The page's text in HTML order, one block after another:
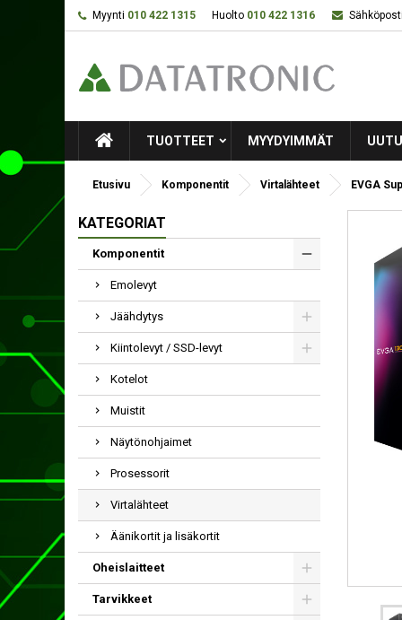
Myynti 010 422 1315 Huolto 010 422 1316
TUOTTEET MYYDYIMMÄT
Etusivu Komponentit Virtalähteet EVGA
KATEGORIAT
Komponentit
Emolevyt
Jäähdytys
Kiintolevyt / SSD-levyt
Kotelot
Muistit
Näytönohjaimet
Prosessorit
Virtalähteet
Äänikortit ja lisäkortit
Oheislaitteet
Tarvikkeet